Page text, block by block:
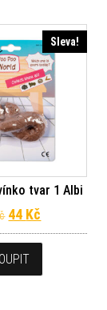
Kč.
Sleva!
tvar 1 Albi
Původní cena
44 Kč